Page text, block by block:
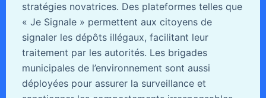
stratégies novatrices. Des plateformes telles que
« Je Signale » permettent aux citoyens de
signaler les dépôts illégaux, facilitant leur
traitement par les autorités. Les brigades
municipales de l’environnement sont aussi
déployées pour assurer la surveillance et